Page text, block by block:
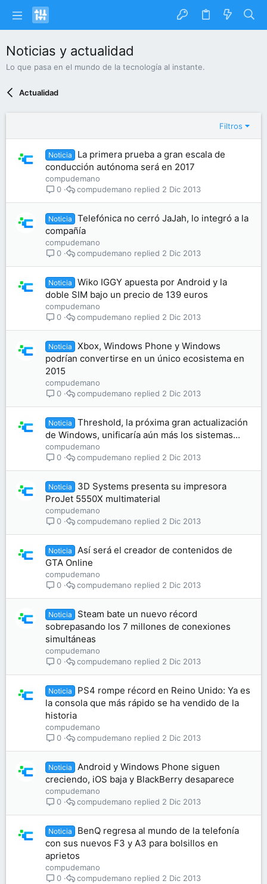
Noticias y actualidad
Lo que pasa en el mundo de la tecnología al instante.
Actualidad
Filtros
Noticia
La primera prueba a gran escala de
conducción autónoma será en 2017
compudemano
0
2 Dic 2013
compudemano
Noticia
Telefónica no cerró JaJah, lo integró a la
compañía
compudemano
0
2 Dic 2013
compudemano
Noticia
Wiko IGGY apuesta por Android y la
doble SIM bajo un precio de 139 euros
compudemano
0
2 Dic 2013
compudemano
Noticia
Xbox, Windows Phone y Windows
podrían convertirse en un único ecosistema en
2015
compudemano
0
2 Dic 2013
compudemano
Noticia
Threshold, la próxima gran actualización
de Windows, unificaría aún más los sistemas...
compudemano
0
2 Dic 2013
compudemano
Noticia
3D Systems presenta su impresora
ProJet 5550X multimaterial
compudemano
0
2 Dic 2013
compudemano
Noticia
Así será el creador de contenidos de
GTA Online
compudemano
0
2 Dic 2013
compudemano
Noticia
Steam bate un nuevo récord
sobrepasando los 7 millones de conexiones
simultáneas
compudemano
0
2 Dic 2013
compudemano
Noticia
PS4 rompe récord en Reino Unido: Ya es
la consola que más rápido se ha vendido de la
historia
compudemano
0
2 Dic 2013
compudemano
Noticia
Android y Windows Phone siguen
creciendo, iOS baja y BlackBerry desaparece
compudemano
0
2 Dic 2013
compudemano
Noticia
BenQ regresa al mundo de la telefonía
con sus nuevos F3 y A3 para bolsillos en
aprietos
compudemano
0
2 Dic 2013
compudemano